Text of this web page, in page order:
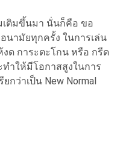
เติมขึ้นมา นั่นก็คือ ขอ
นามัยทุกครั้ง ในการเล่น
งด การะตะโกน หรือ กรีด
ทำให้มีโอกาสสูงในการ
กว่าเป็น New Normal